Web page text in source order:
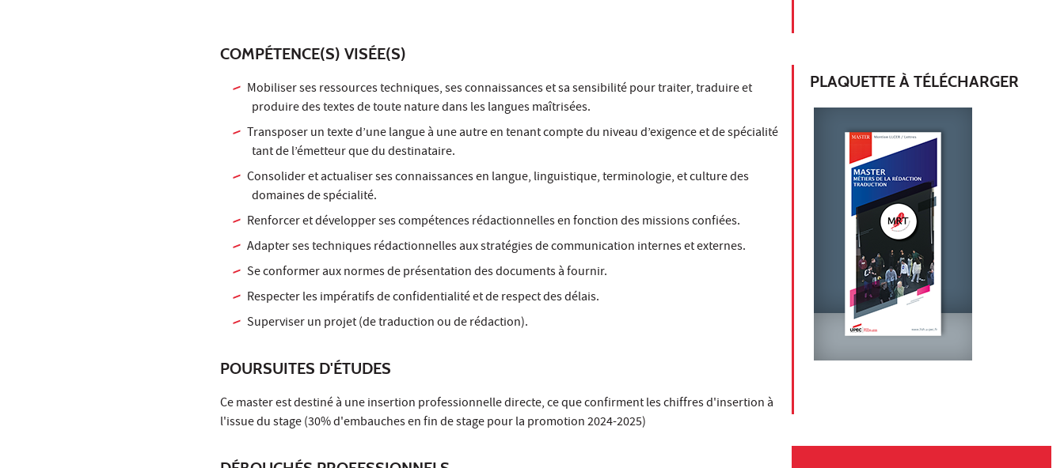
COMPÉTENCE(S) VISÉE(S)
Mobiliser ses ressources techniques, ses connaissances et sa sensibilité pour traiter, traduire et
produire des textes de toute nature dans les langues maîtrisées.
Transposer un texte d’une langue à une autre en tenant compte du niveau d’exigence et de spécialité
tant de l’émetteur que du destinataire.
Consolider et actualiser ses connaissances en langue, linguistique, terminologie, et culture des
domaines de spécialité.
Renforcer et développer ses compétences rédactionnelles en fonction des missions confiées.
Adapter ses techniques rédactionnelles aux stratégies de communication internes et externes.
Se conformer aux normes de présentation des documents à fournir.
Respecter les impératifs de confidentialité et de respect des délais.
Superviser un projet (de traduction ou de rédaction).
POURSUITES D'ÉTUDES
Ce master est destiné à une insertion professionnelle directe, ce que confirment les chiffres d'insertion à
l'issue du stage (30% d'embauches en fin de stage pour la promotion 2024-2025)
PLAQUETTE À TÉLÉCHARGER